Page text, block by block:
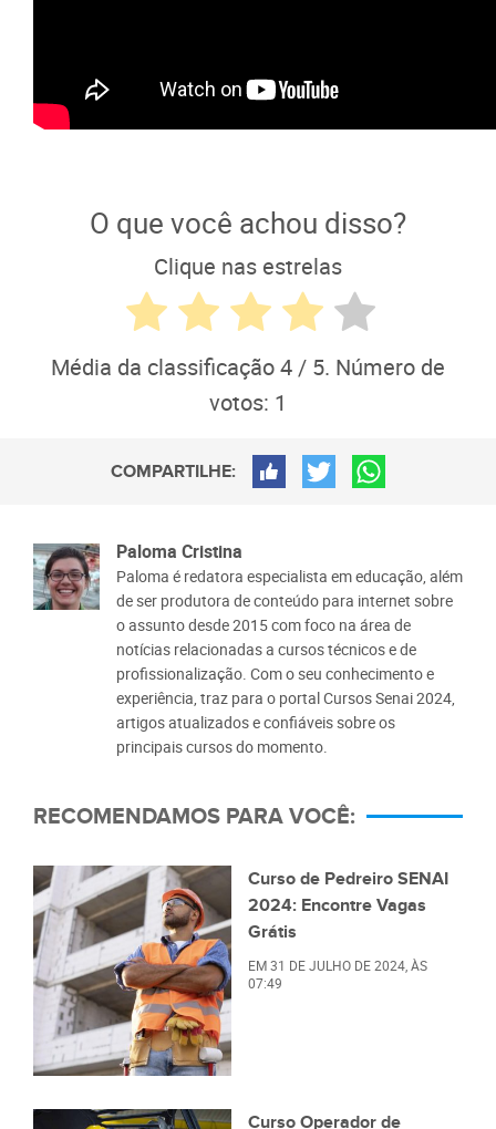
O que você achou disso?
Clique nas estrelas
Média da classificação4 / 5. Número de
votos: 1
COMPARTILHE:
Paloma Cristina
Paloma é redatora especialista em educação, além
de ser produtora de conteúdo para internet sobre
o assunto desde 2015 com foco na área de
notícias relacionadas a cursos técnicos e de
profissionalização. Com o seu conhecimento e
experiência, traz para o portal Cursos Senai 2024,
artigos atualizados e confiáveis sobre os
principais cursos do momento.
RECOMENDAMOS PARA VOCÊ:
Curso de Pedreiro SENAI
2024: Encontre Vagas
Grátis
EM31 DE JULHO DE 2024 , ÀS
07:49
Curso Operador de